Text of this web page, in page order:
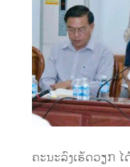
ຄະນະລົງເຮັດວຽກ